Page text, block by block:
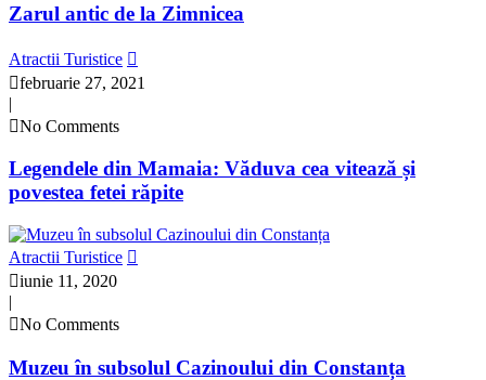
Zarul antic de la Zimnicea
Atractii Turistice
februarie 27, 2021
|
No Comments
Legendele din Mamaia: Văduva cea vitează și
povestea fetei răpite
Atractii Turistice
iunie 11, 2020
|
No Comments
Muzeu în subsolul Cazinoului din Constanța